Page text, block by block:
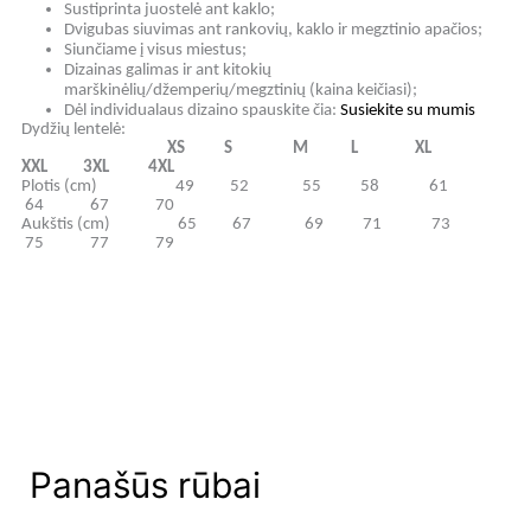
Panašūs rūbai
Sustiprinta juostelė ant kaklo;
Dvigubas siuvimas ant rankovių, kaklo ir megztinio apačios;
Siunčiame į visus miestus;
Dizainas galimas ir ant kitokių
marškinėlių/džemperių/megztinių (kaina keičiasi);
Dėl individualaus dizaino spauskite čia:Susiekite su mumis
Dydžių lentelė:
XS S M L XL
XXL 3XL 4XL
Plotis (cm) 49 52 55 58 61
64 67 70
Aukštis (cm) 65 67 69 71 73
75 77 79